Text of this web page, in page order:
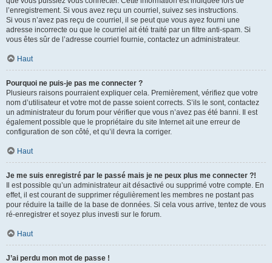
l’enregistrement. Si vous avez reçu un courriel, suivez ses instructions.
Si vous n’avez pas reçu de courriel, il se peut que vous ayez fourni une
adresse incorrecte ou que le courriel ait été traité par un filtre anti-spam. Si
vous êtes sûr de l’adresse courriel fournie, contactez un administrateur.
Haut
Pourquoi ne puis-je pas me connecter ?
Plusieurs raisons pourraient expliquer cela. Premièrement, vérifiez que votre
nom d’utilisateur et votre mot de passe soient corrects. S’ils le sont, contactez
un administrateur du forum pour vérifier que vous n’avez pas été banni. Il est
également possible que le propriétaire du site Internet ait une erreur de
configuration de son côté, et qu’il devra la corriger.
Haut
Je me suis enregistré par le passé mais je ne peux plus me connecter ?!
Il est possible qu’un administrateur ait désactivé ou supprimé votre compte. En
effet, il est courant de supprimer régulièrement les membres ne postant pas
pour réduire la taille de la base de données. Si cela vous arrive, tentez de vous
ré-enregistrer et soyez plus investi sur le forum.
Haut
J’ai perdu mon mot de passe !